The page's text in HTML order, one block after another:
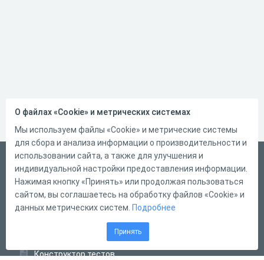
Русский
Справка
Форма обратной связи
Конструктор тестов
О файлах «Cookie» и метрических системах
Мы используем файлы «Cookie» и метрические системы
для сбора и анализа информации о производительности и
использовании сайта, а также для улучшения и
индивидуальной настройки предоставления информации.
Нажимая кнопку «Принять» или продолжая пользоваться
сайтом, вы соглашаетесь на обработку файлов «Cookie» и
данных метрических систем. Подробнее
Принять